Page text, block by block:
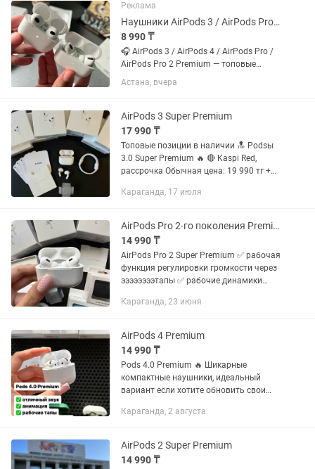
Реклама
Наушники AirPods 3 / AirPods Pro / AirPods Pro 2 Premium
8 990 ₸
🎧 AirPods 3 / AirPods 4 / AirPods Pro /
AirPods Pro 2 Premium — топовые
копии по 🔥 цене! НАУШНИКИ НОВЫЕ,
ЗАПЕЧАТАННЫЕ!!! ГАРАНТИЯ ✅ 💎
как у оригинала. ✅ Анимация...
Астана, вчера
AirPods 3 Super Premium
17 990 ₸
Топовые позиции в наличии 🔝 Podsы
3.0 Super Premium 🔥 🔴 Kaspi Red,
рассрочка Обычная цена: 19 990 тг +
990 тг + чехол в подарок 🎁 Бесплатная
Караганда, 17 июля
AirPods Pro 2-го поколения Premium
14 990 ₸
AirPods Pro 2 Super Premium ✅ рабочая
функция регулировки громкости через
ээээээээтапы ✅ рабочие динамики
✅ анимация ✅ датчик снятия ✅
Караганда, 23 июня
AirPods 4 Premium
14 990 ₸
Pods 4.0 Premium 🔥 Шикарные
компактные наушники, идеальный
вариант если хотите обновить свои
серии 💣 А также наушники всегда
Караганда, 2 августа
AirPods 2 Super Premium
14 990 ₸